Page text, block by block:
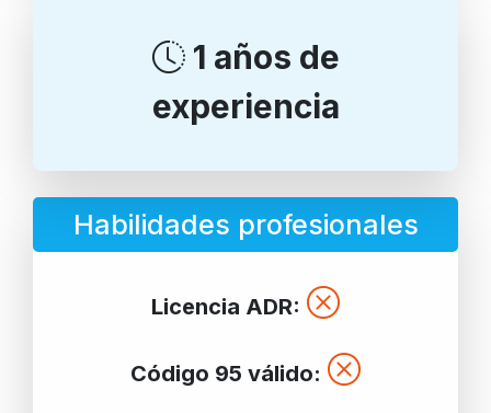
1 años de
experiencia
Habilidades profesionales
Licencia ADR:
Código 95 válido: